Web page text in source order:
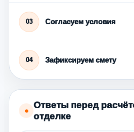
03 Согласуем условия
04 Зафиксируем смету
●
Ответы перед
отделке